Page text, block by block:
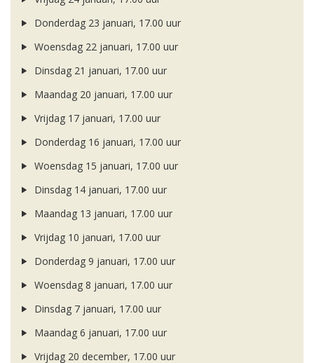
Donderdag 23 januari, 17.00 uur
Woensdag 22 januari, 17.00 uur
Dinsdag 21 januari, 17.00 uur
Maandag 20 januari, 17.00 uur
Vrijdag 17 januari, 17.00 uur
Donderdag 16 januari, 17.00 uur
Woensdag 15 januari, 17.00 uur
Dinsdag 14 januari, 17.00 uur
Maandag 13 januari, 17.00 uur
Vrijdag 10 januari, 17.00 uur
Donderdag 9 januari, 17.00 uur
Woensdag 8 januari, 17.00 uur
Dinsdag 7 januari, 17.00 uur
Maandag 6 januari, 17.00 uur
Vrijdag 20 december, 17.00 uur